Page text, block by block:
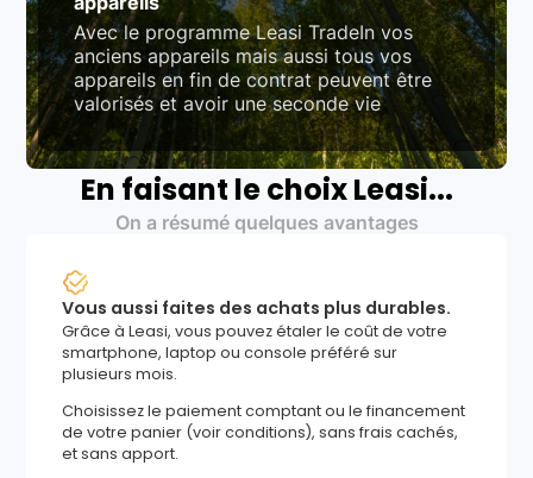
Avec le programme Leasi TradeIn vos
anciens appareils mais aussi tous vos
appareils en fin de contrat peuvent être
valorisés et avoir une seconde vie
En faisant le choix Leasi...
On a résumé quelques avantages
Vous aussi faites des achats plus durables.
Grâce à Leasi, vous pouvez étaler le coût de votre
smartphone, laptop ou console préféré sur
plusieurs mois.
Choisissez le paiement comptant ou le financement
de votre panier (voir conditions), sans frais cachés,
et sans apport.